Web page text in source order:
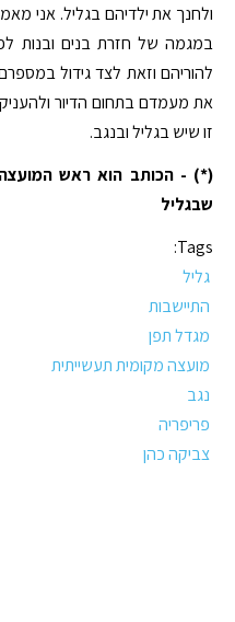
במגמה של חזרת בנים ובנות
להוריהם וזאת לצד גידול
את מעמדם בתחום הדיור
זו שיש בגליל ובנגב.
(*) - הכותב הוא ראש
שבגליל
Tags:
גליל
התיישבות
מגדל תפן
מועצה מקומית תעשייתית
נגב
פריפריה
צביקה כהן